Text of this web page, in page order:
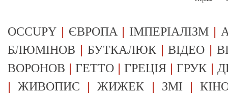
OCCUPY | ЄВРОПА | ІМПЕРІАЛІЗМ |
БЛЮМІНОВ | БУТКАЛЮК|ВІДЕО |
ВОРОНОВ |ГЕТТО |ГРЕЦІЯ |ГРУК |
|ЖИВОПИС |ЖИЖЕК | ЗМІ |